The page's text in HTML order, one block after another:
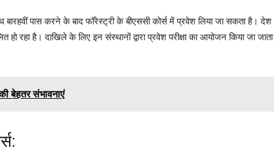
बारहवीं पास करने के बाद फॉरेस्ट्री के बीएससी कोर्स में प्रवेश लिया जा सकता है। देश
हो रहा है। दाखिले के लिए इन संस्थानों द्वारा प्रवेश परीक्षा का आयोजन किया जा जाता
बेहतर संभावनाएं